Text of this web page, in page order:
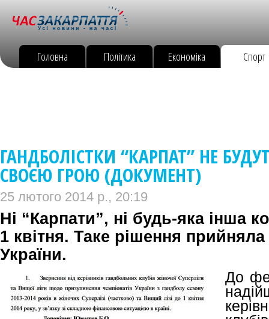
Головна Політика Економіка Спорт
ГАНДБОЛІСТКИ “КАРПАТ” НЕ
СВОЄЮ ГРОЮ (ДОКУМЕНТ)
25 лютого 2014 р., 20:19
Ні “Карпати”, ні будь-яка інша
1 квітня. Таке рішення
України.
До